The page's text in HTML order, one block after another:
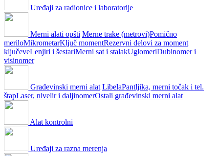
Uređaji za radionice i laboratorije
Merni alati opšti Merne trake (metrovi)Pomično
meriloMikrometarKljuč momentRezervni delovi za moment
ključeveLenjiri i šestariMerni sat i stalakUglomeriDubinomer i
visinomer
Građevinski merni alat LibelaPantljika, merni točak i tel.
štapLaser, nivelir i daljinomerOstali građevinski merni alat
Alat kontrolni
Uređaji za razna merenja